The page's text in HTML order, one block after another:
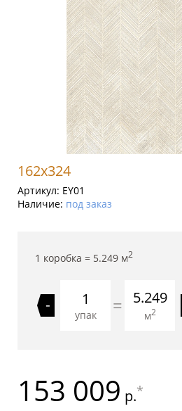
162x324
Артикул: EY01
Наличие: под заказ
1 коробка = 5.249 м2
-
упак = 5.249
м2
153 009 р.*